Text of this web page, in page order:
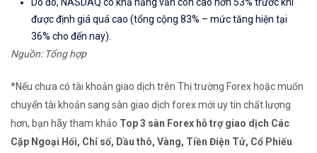
được định giá quá cao (tổng cộng 83% – mức tăng hiện tại
36% cho đến nay).
Nguồn: Tổng hợp
*Nếu chưa có tài khoản giao dịch trên Thị trường Forex hoặc muốn
chuyển tài khoản sang sàn giao dịch forex mới uy tín chất lượng
hơn, bạn hãy tham khảo Top 3 sàn Forex hỗ trợ giao dịch Các
Cặp Ngoại Hối, Chỉ số, Dầu thô, Vàng, Tiền Điện Tử, Cổ Phiếu